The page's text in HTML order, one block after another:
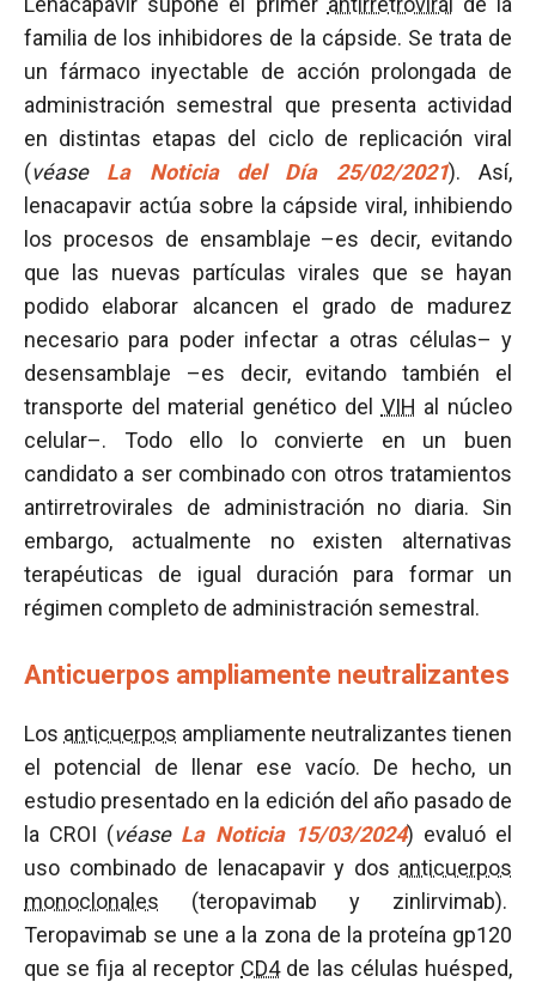
familia de los inhibidores de la cápside. Se trata de
un fármaco inyectable de acción prolongada de
administración semestral que presenta actividad
en distintas etapas del ciclo de replicación viral
(véase La Noticia del Día 25/02/2021). Así,
lenacapavir actúa sobre la cápside viral, inhibiendo
los procesos de ensamblaje –es decir, evitando
que las nuevas partículas virales que se hayan
podido elaborar alcancen el grado de madurez
necesario para poder infectar a otras células– y
desensamblaje –es decir, evitando también el
transporte del material genético del VIH al núcleo
celular–. Todo ello lo convierte en un buen
candidato a ser combinado con otros tratamientos
antirretrovirales de administración no diaria. Sin
embargo, actualmente no existen alternativas
terapéuticas de igual duración para formar un
régimen completo de administración semestral.
Anticuerpos ampliamente neutralizantes
Los anticuerpos ampliamente neutralizantes tienen
el potencial de llenar ese vacío. De hecho, un
estudio presentado en la edición del año pasado de
la CROI (véase La Noticia 15/03/2024) evaluó el
uso combinado de lenacapavir y dos anticuerpos
monoclonales (teropavimab y zinlirvimab).
Teropavimab se une a la zona de la proteína gp120
que se fija al receptor CD4de las células huésped,